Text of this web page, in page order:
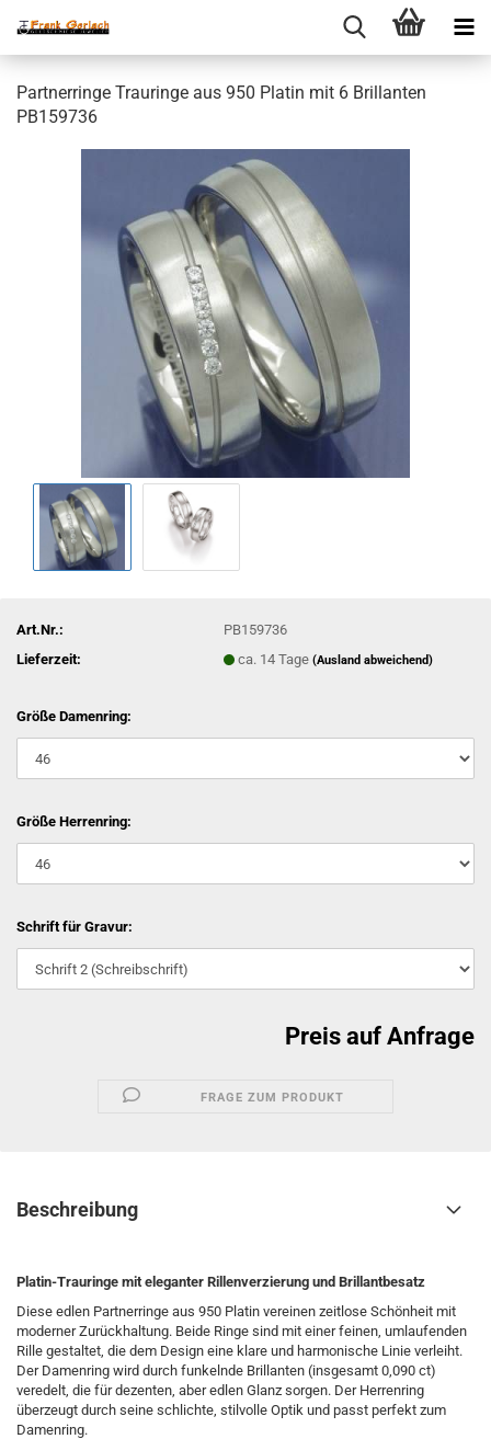
Partnerringe Trauringe aus 950 Platin mit 6 Brillanten
PB159736
Art.Nr.:
PB159736
Lieferzeit:
ca. 14 Tage(Ausland abweichend)
Größe Damenring:
Größe Herrenring:
Schrift für Gravur:
Preis auf Anfrage
FRAGE ZUM PRODUKT
Beschreibung
Platin-Trauringe mit eleganter Rillenverzierung und Brillantbesatz
Diese edlen Partnerringe aus 950 Platin vereinen zeitlose Schönheit mit
moderner Zurückhaltung. Beide Ringe sind mit einer feinen, umlaufenden
Rille gestaltet, die dem Design eine klare und harmonische Linie verleiht.
Der Damenring wird durch funkelnde Brillanten (insgesamt 0,090 ct)
veredelt, die für dezenten, aber edlen Glanz sorgen. Der Herrenring
überzeugt durch seine schlichte, stilvolle Optik und passt perfekt zum
Damenring.